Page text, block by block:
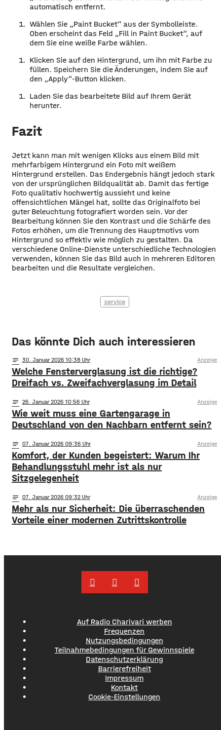
automatisch entfernt.
Wählen Sie „Paint Bucket“ aus der Symbolleiste.
Oben erscheint das Feld „Fill in Paint Bucket“, auf
dem Sie eine weiße Farbe wählen.
Klicken Sie auf den Hintergrund, um ihn mit Farbe zu
füllen. Speichern Sie die Änderungen, indem Sie auf
den „Apply“-Button klicken.
Laden Sie das bearbeitete Bild auf Ihrem Gerät
herunter.
Fazit
Jetzt kann man mit wenigen Klicks aus einem Bild mit
mehrfarbigem Hintergrund ein Foto mit weißem
Hintergrund erstellen. Das Endergebnis hängt jedoch stark
von der ursprünglichen Bildqualität ab. Damit das fertige
Foto qualitativ hochwertig aussieht und keine
offensichtlichen Mängel hat, sollte das Originalfoto bei
guter Beleuchtung fotografiert worden sein. Vor der
Bearbeitung können Sie den Kontrast und die Schärfe des
Fotos erhöhen, um die Trennung des Hauptmotivs vom
Hintergrund so effektiv wie möglich zu gestalten. Da
verschiedene Online-Dienste unterschiedliche Technologien
verwenden, können Sie das Bild auch in mehreren Editoren
bearbeiten und die Resultate vergleichen.
service
Das könnte Dich auch interessieren
notes 30. Januar 2026 10:38 Anzeige
Welche Fensterverglasung ist die richtige?
Dreifach vs. Zweifachverglasung im Detail
notes 26. Januar 2026 10:56 Anzeige
Wie weit muss eine Gartengarage in
Deutschland von den Nachbarn entfernt sein?
notes 07. Januar 2026 09:36 Anzeige
Komfort, der Kunden begeistert: Warum Ihr
Behandlungsstuhl mehr ist als nur
Sitzgelegenheit
notes 07. Januar 2026 09:32 Anzeige
Mehr als nur Sicherheit: Die überraschenden
Vorteile einer modernen Zutrittskontrolle
Auf Radio Charivari werben
Frequenzen
Nutzungsbedingungen
Teilnahmebedingungen für Gewinnspiele
Datenschutzerklärung
Barrierefreiheit
Impressum
Kontakt
Cookie-Einstellungen